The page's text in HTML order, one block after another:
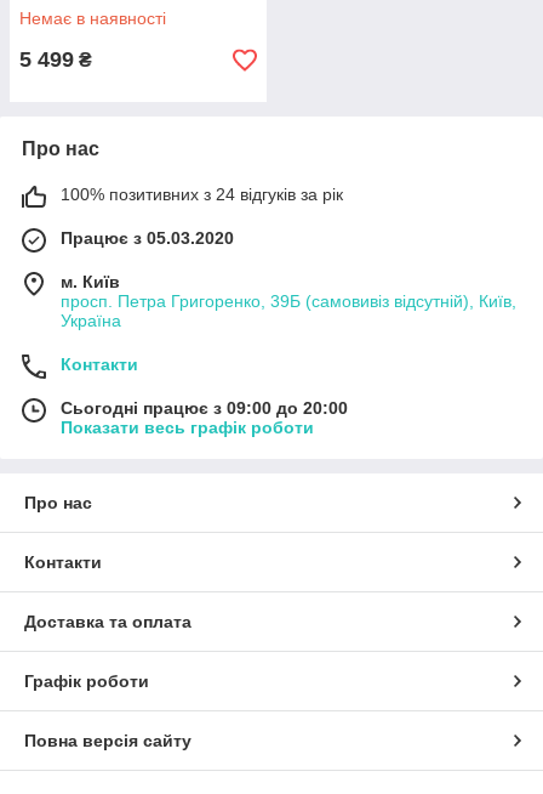
Немає в наявності
5 499 ₴
Про нас
100% позитивних з 24 відгуків за рік
Працює з 05.03.2020
м. Київ
просп. Петра Григоренко, 39Б (самовивіз відсутній), Київ,
Україна
Контакти
Сьогодні працює з 09:00 до 20:00
Показати весь графік роботи
Про нас
Контакти
Доставка та оплата
Графік роботи
Повна версія сайту